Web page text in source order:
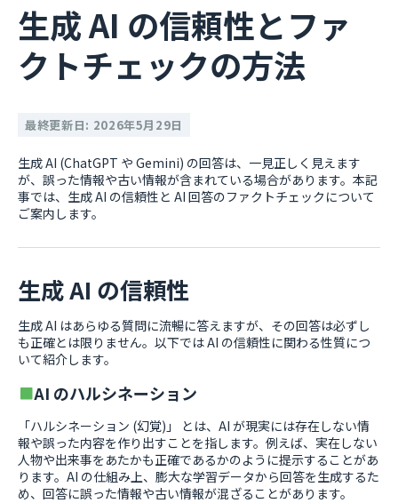
生成 AI の信頼性とファ
クトチェックの方法
最終更新日: 2026年5月29日
生成 AI (ChatGPT や Gemini) の回答は、一見正しく見えます
が、誤った情報や古い情報が含まれている場合があります。本記
事では、生成 AI の信頼性と AI 回答のファクトチェックについて
ご案内します。
生成 AI の信頼性
生成 AI はあらゆる質問に流暢に答えますが、その回答は必ずし
も正確とは限りません。以下では AI の信頼性に関わる性質につ
いて紹介します。
AI のハルシネーション
「ハルシネーション (幻覚)」 とは、AI が現実には存在しない情
報や誤った内容を作り出すことを指します。例えば、実在しない
人物や出来事をあたかも正確であるかのように提示することがあ
ります。AI の仕組み上、膨大な学習データから回答を生成するた
め、回答に誤った情報や古い情報が混ざることがあります。